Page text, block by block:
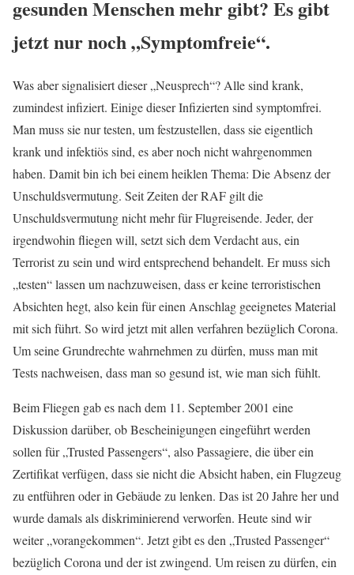
gesunden Menschen mehr gibt? Es gibt
jetzt nur noch „Symptomfreie“.
Was aber signalisiert dieser „Neusprech“? Alle sind krank,
zumindest infiziert. Einige dieser Infizierten sind symptomfrei.
Man muss sie nur testen, um festzustellen, dass sie eigentlich
krank und infektiös sind, es aber noch nicht wahrgenommen
haben. Damit bin ich bei einem heiklen Thema: Die Absenz der
Unschuldsvermutung. Seit Zeiten der RAF gilt die
Unschuldsvermutung nicht mehr für Flugreisende. Jeder, der
irgendwohin fliegen will, setzt sich dem Verdacht aus, ein
Terrorist zu sein und wird entsprechend behandelt. Er muss sich
„testen“ lassen um nachzuweisen, dass er keine terroristischen
Absichten hegt, also kein für einen Anschlag geeignetes Material
mit sich führt. So wird jetzt mit allen verfahren bezüglich Corona.
Um seine Grundrechte wahrnehmen zu dürfen, muss man mit
Tests nachweisen, dass man so gesund ist, wie man sich fühlt.
Beim Fliegen gab es nach dem 11. September 2001 eine
Diskussion darüber, ob Bescheinigungen eingeführt werden
sollen für „Trusted Passengers“, also Passagiere, die über ein
Zertifikat verfügen, dass sie nicht die Absicht haben, ein Flugzeug
zu entführen oder in Gebäude zu lenken. Das ist 20 Jahre her und
wurde damals als diskriminierend verworfen. Heute sind wir
weiter „vorangekommen“. Jetzt gibt es den „Trusted Passenger“
bezüglich Corona und der ist zwingend. Um reisen zu dürfen, ein